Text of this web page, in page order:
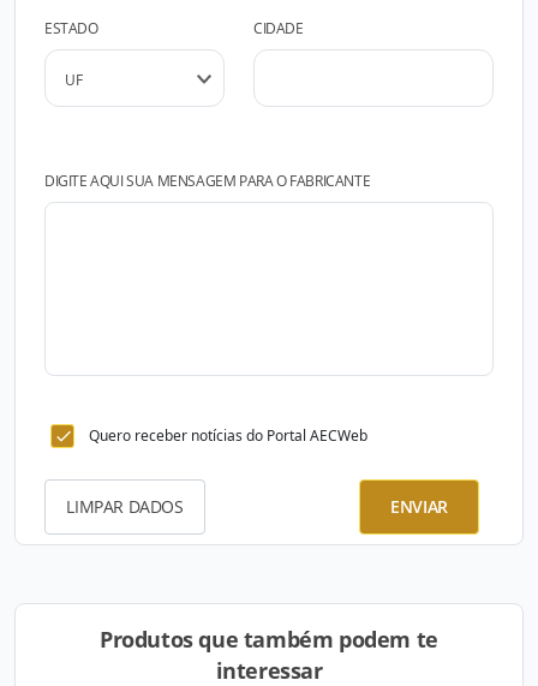
ESTADO CIDADE
DIGITE AQUI SUA MENSAGEM PARA O FABRICANTE
Quero receber notícias do Portal AECWeb
LIMPAR DADOS ENVIAR
Produtos que também podem te
interessar